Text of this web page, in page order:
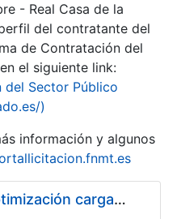
- Real Casa de la
del contratante del
de Contratación del
el siguiente link:
Sector Público
)
información y algunos
Pliego condiciones optimización cargas compras firmado